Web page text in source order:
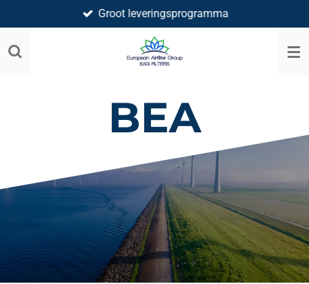
direct
naar
Groot leveringsprogramma
BEA